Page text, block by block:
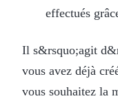
effectués
Il s&rsquo;agit
vous avez déjà
vous souhaitez la